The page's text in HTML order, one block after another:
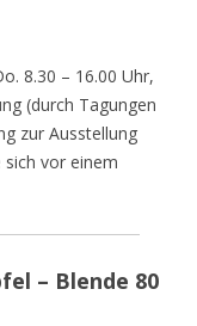
8.30 – 16.00 Uhr,
(durch Tagungen
zur Ausstellung
vor einem
– Blende 80